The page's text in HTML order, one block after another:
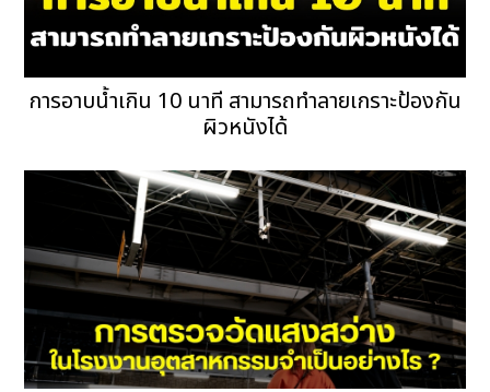
การอาบน้ำเกิน 10 นาที สามารถทำลายเกราะป้องกัน
ผิวหนังได้